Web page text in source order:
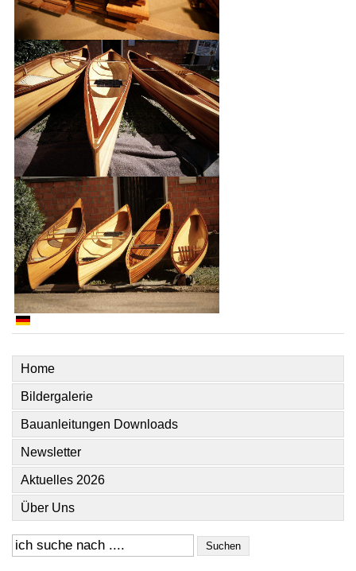
Home
Bildergalerie
Bauanleitungen Downloads
Newsletter
Aktuelles 2026
Über Uns
Suchen